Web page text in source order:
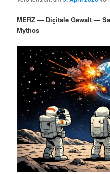
m
r
n
I
n
h
u
d
r
e
n
I
n
a
MERZ — Digitale Gewalt —
Mythos